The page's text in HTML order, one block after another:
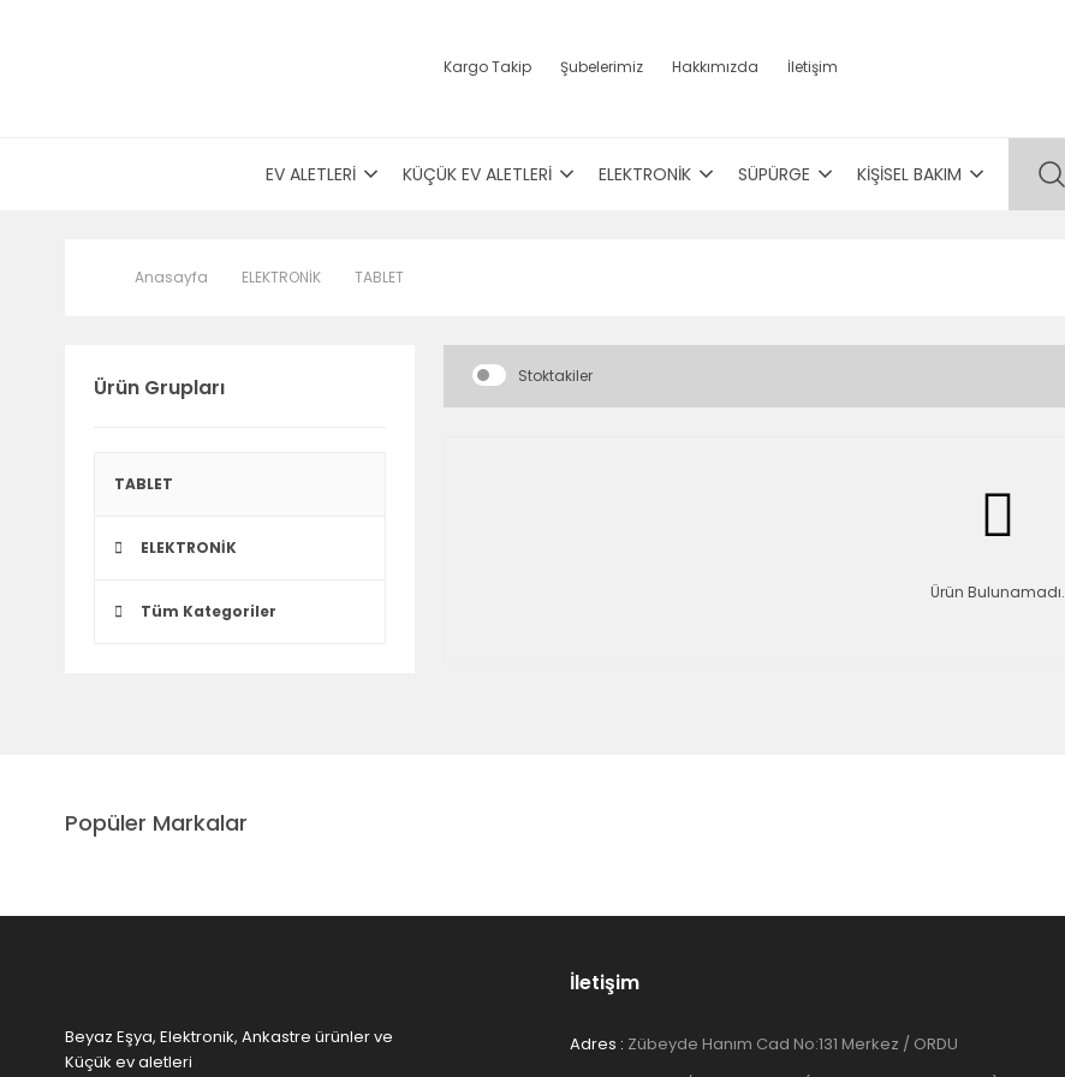
Kargo Takip Şubelerimiz Hakkımızda İletişim
EV ALETLERİ KÜÇÜK EV ALETLERİ ELEKTRONİK SÜPÜRGE KİŞİSEL BAKIM
Anasayfa ELEKTRONİK TABLET
Ürün Grupları
TABLET
ELEKTRONİK
Tüm Kategoriler
Stoktakiler
Ürün Bulunamadı.
Popüler Markalar
Beyaz Eşya, Elektronik, Ankastre ürünler ve
Küçük ev aletleri
İletişim
Adres : Zübeyde Hanım Cad No:131 Merkez / ORDU